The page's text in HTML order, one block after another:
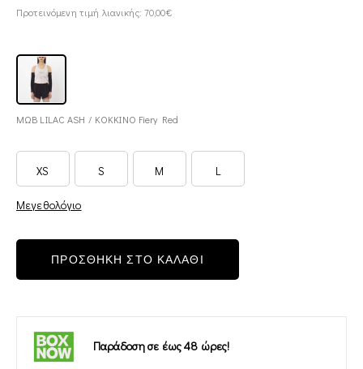
Προτεινόμενη τιμή λιανικής: 70,00€
ΜΩΒ LILAC ASH / ΚΟΚΚΙΝΟ Fiery Red
XS S M L
Μεγεθολόγιο
ΠΡΟΣΘΗΚΗ ΣΤΟ ΚΑΛΑΘΙ
Παράδοση σε έως 48 ώρες!